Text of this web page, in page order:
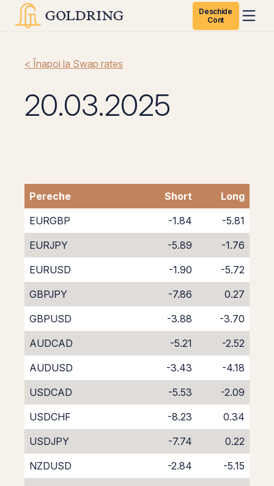
Deschide
Cont
< Înapoi la Swap rates
20.03.2025
Pereche Short
Long
EURGBP
-1.84
-5.81
EURJPY
-5.89
-1.76
EURUSD
-1.90
-5.72
GBPJPY
-7.86
0.27
GBPUSD
-3.88
-3.70
AUDCAD
-5.21
-2.52
AUDUSD
-3.43
-4.18
USDCAD
-5.53
-2.09
USDCHF
-8.23
0.34
USDJPY
-7.74
0.22
NZDUSD
-2.84
-5.15